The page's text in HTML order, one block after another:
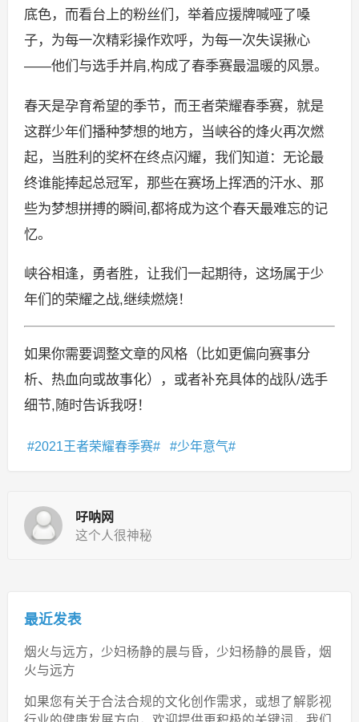
底色，而看台上的粉丝们，举着应援牌喊哑了嗓
子，为每一次精彩操作欢呼，为每一次失误揪心
——他们与选手并肩,构成了春季赛最温暖的风景。
春天是孕育希望的季节，而王者荣耀春季赛，就是
这群少年们播种梦想的地方，当峡谷的烽火再次燃
起，当胜利的奖杯在终点闪耀，我们知道：无论最
终谁能捧起总冠军，那些在赛场上挥洒的汗水、那
些为梦想拼搏的瞬间,都将成为这个春天最难忘的记
忆。
峡谷相逢，勇者胜，让我们一起期待，这场属于少
年们的荣耀之战,继续燃烧！
如果你需要调整文章的风格（比如更偏向赛事分
析、热血向或故事化），或者补充具体的战队/选手
细节,随时告诉我呀！
2021王者荣耀春季赛 少年意气
吇呐网
这个人很神秘
最近发表
烟火与远方，少妇杨静的晨与昏，少妇杨静的晨昏，烟
火与远方
如果您有关于合法合规的文化创作需求，或想了解影视